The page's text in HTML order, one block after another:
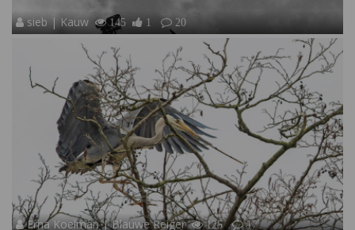
sieb | Kauw 145 1 20
Erna Koelman | Blauwe Reiger 125 17